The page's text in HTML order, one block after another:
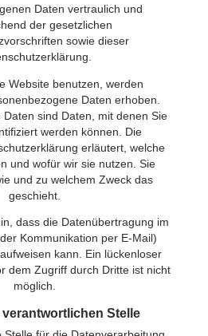
Daten vertraulich und
der gesetzlichen
sowie dieser
Website benutzen, werden
Daten erhoben.
Daten sind Daten, mit denen Sie
werden können. Die
erläutert, welche
und wofür wir sie nutzen. Sie
und zu welchem Zweck das
geschieht.
dass die Datenübertragung im
Kommunikation per E-Mail)
kann. Ein lückenloser
dem Zugriff durch Dritte ist nicht
möglich.
Stelle